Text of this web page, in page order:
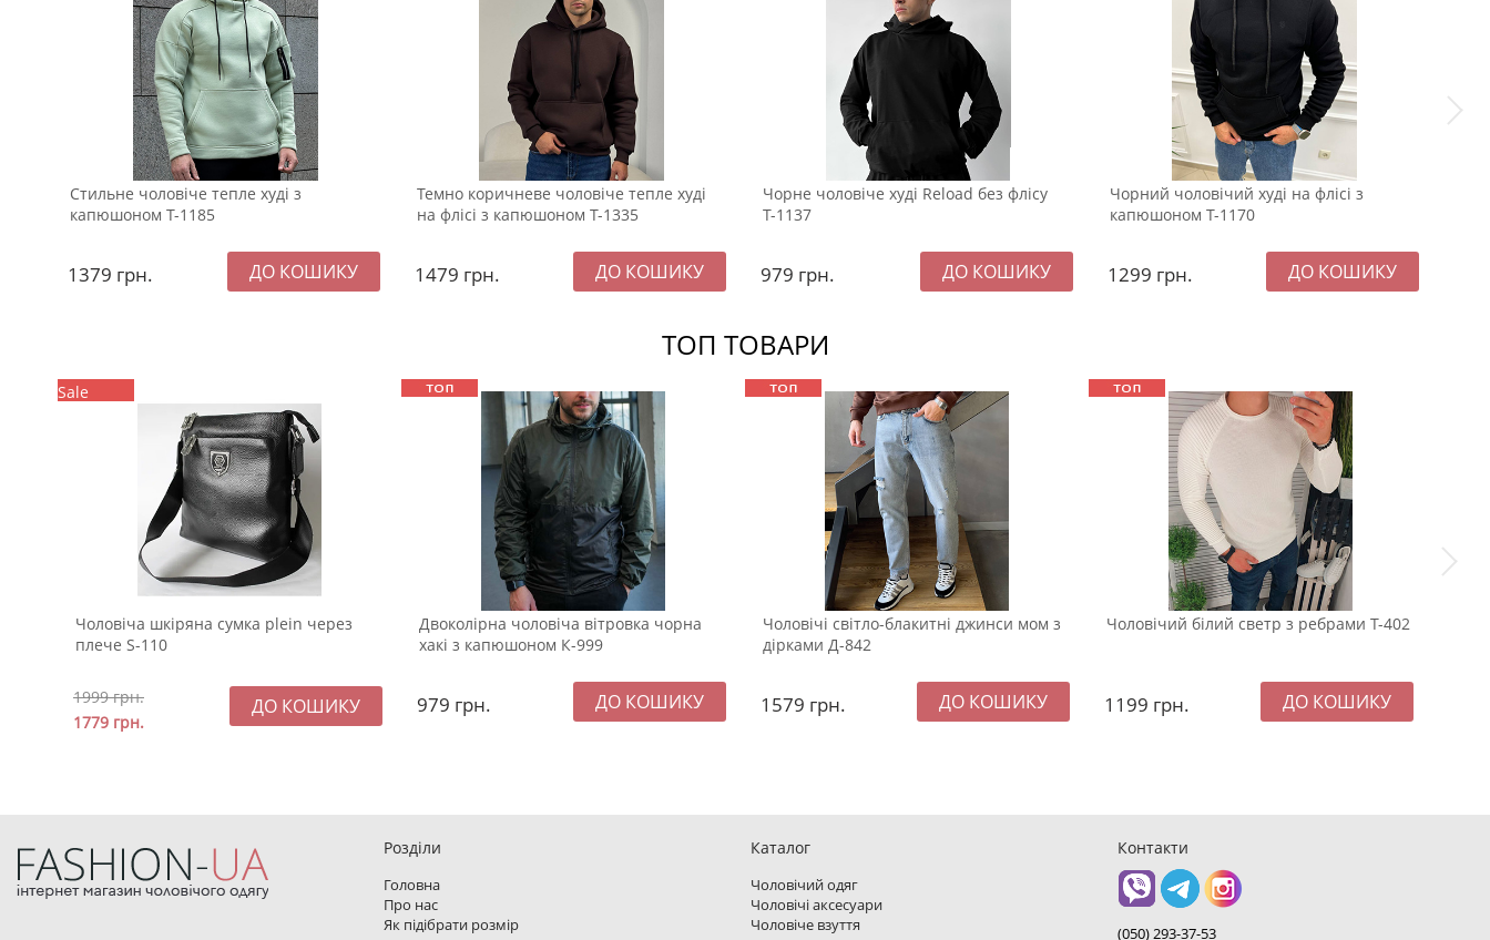
Стильне чоловіче тепле худі з
капюшоном Т-1185
1379 грн.
Темно коричневе чоловіче тепле худі
на флісі з капюшоном Т-1335
1479 грн.
Чорне чоловіче худі Reload без флісу
Т-1137
979 грн.
Чорний чоловічий худі на флісі з
капюшоном Т-1170
1299 грн.
ТОП ТОВАРИ
Sale
Чоловіча шкіряна сумка plein через
плече S-110
1999грн.
1779 грн.
Двоколірна чоловіча вітровка чорна
хакі з капюшоном К-999
979 грн.
Чоловічі світло-блакитні джинси мом з
дірками Д-842
1579 грн.
Чоловічий білий светр з ребрами Т-402
1199 грн.
Розділи
Головна
Про нас
Як підібрати розмір
Каталог
Чоловічий одяг
Чоловічі аксесуари
Чоловіче взуття
Контакти
(050) 293-37-53